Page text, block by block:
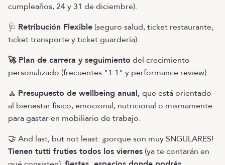
cumpleaños, 24 y 31 de diciembre).
🩺 Retribución Flexible (seguro salud, ticket restaurante,
ticket transporte y ticket guardería).
🚀 Plan de carrera y seguimiento del crecimiento
personalizado (frecuentes "1:1" y performance review).
🧘 Presupuesto de wellbeing anual, que está orientado
al bienestar físico, emocional, nutricional o mismamente
para gastar en mobiliario de trabajo.
🤝 And last, but not least: ¡porque son muy SNGULARES!
Tienen tutti fruties todos los viernes (ya te contarán en